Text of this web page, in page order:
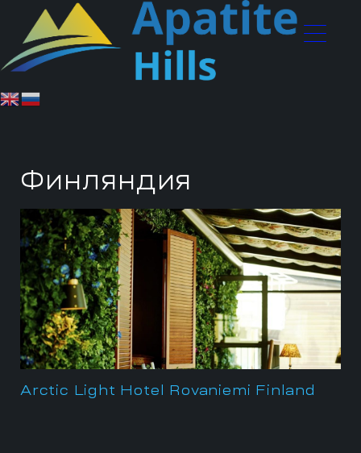
Финляндия
Arctic Light Hotel Rovaniemi Finland